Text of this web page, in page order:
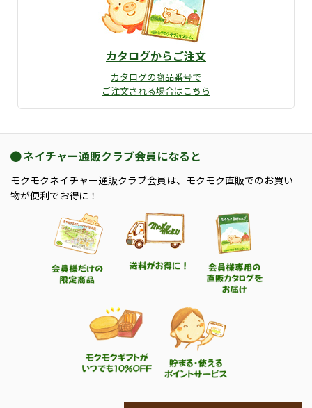
カタログからご注文
カタログの商品番号で
ご注文される場合はこちら
ネイチャー通販クラブ会員になると
モクモクネイチャー通販クラブ会員は、モクモク直販でのお買い
物が便利でお得に！